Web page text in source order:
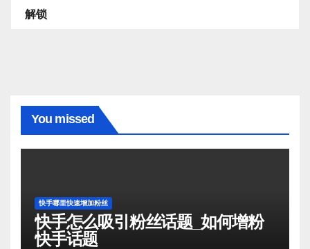
解锁
You missed
快手哪里快速增加粉丝
快手怎么吸引粉丝话题_如何增粉
快手话题